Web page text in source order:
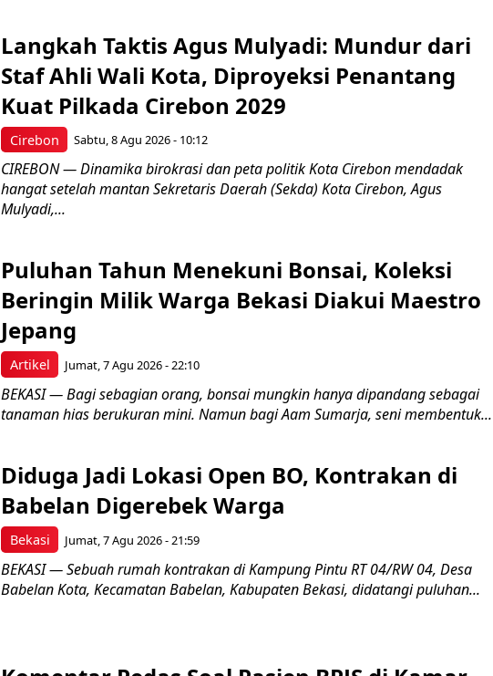
Cirebon
Langkah Taktis Agus Mulyadi: Mundur dari
Staf Ahli Wali Kota, Diproyeksi Penantang
Kuat Pilkada Cirebon 2029
Sabtu, 8 Agu 2026 - 10:12
CIREBON — Dinamika birokrasi dan peta politik Kota Cirebon mendadak
hangat setelah mantan Sekretaris Daerah (Sekda) Kota Cirebon, Agus
Mulyadi,...
Artikel
Puluhan Tahun Menekuni Bonsai, Koleksi
Beringin Milik Warga Bekasi Diakui Maestro
Jepang
Jumat, 7 Agu 2026 - 22:10
BEKASI — Bagi sebagian orang, bonsai mungkin hanya dipandang sebagai
tanaman hias berukuran mini. Namun bagi Aam Sumarja, seni membentuk...
Bekasi
Diduga Jadi Lokasi Open BO, Kontrakan di
Babelan Digerebek Warga
Jumat, 7 Agu 2026 - 21:59
BEKASI — Sebuah rumah kontrakan di Kampung Pintu RT 04/RW 04, Desa
Babelan Kota, Kecamatan Babelan, Kabupaten Bekasi, didatangi puluhan...